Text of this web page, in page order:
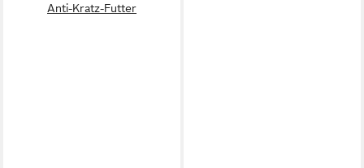
Anti-Kratz-Futter